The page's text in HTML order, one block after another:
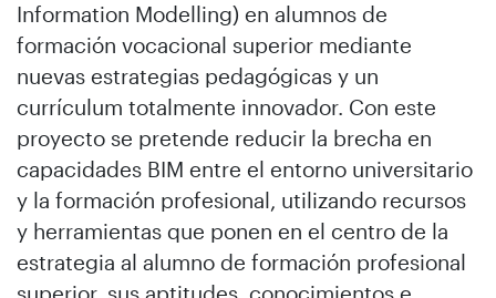
Information Modelling) en alumnos de
formación vocacional superior mediante
nuevas estrategias pedagógicas y un
currículum totalmente innovador. Con este
proyecto se pretende reducir la brecha en
capacidades BIM entre el entorno universitario
y la formación profesional, utilizando recursos
y herramientas que ponen en el centro de la
estrategia al alumno de formación profesional